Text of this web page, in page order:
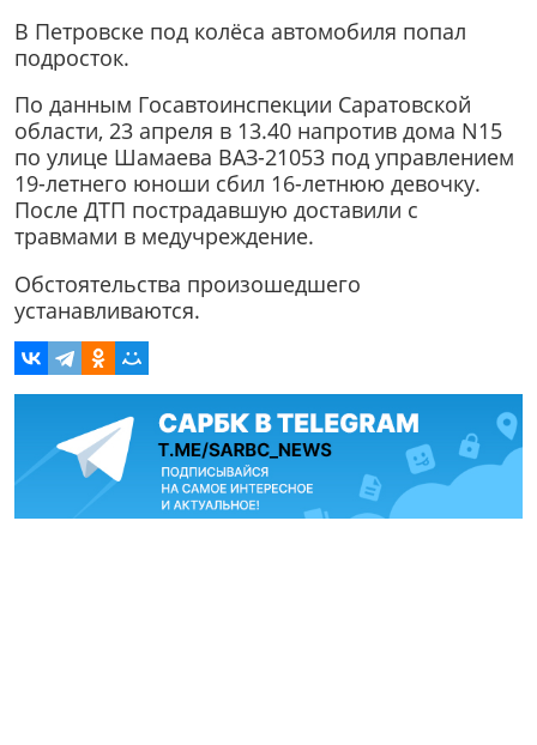
В Петровске под колёса автомобиля попал
подросток.
По данным Госавтоинспекции Саратовской
области, 23 апреля в 13.40 напротив дома N15
по улице Шамаева ВАЗ-21053 под управлением
19-летнего юноши сбил 16-летнюю девочку.
После ДТП пострадавшую доставили с
травмами в медучреждение.
Обстоятельства произошедшего
устанавливаются.